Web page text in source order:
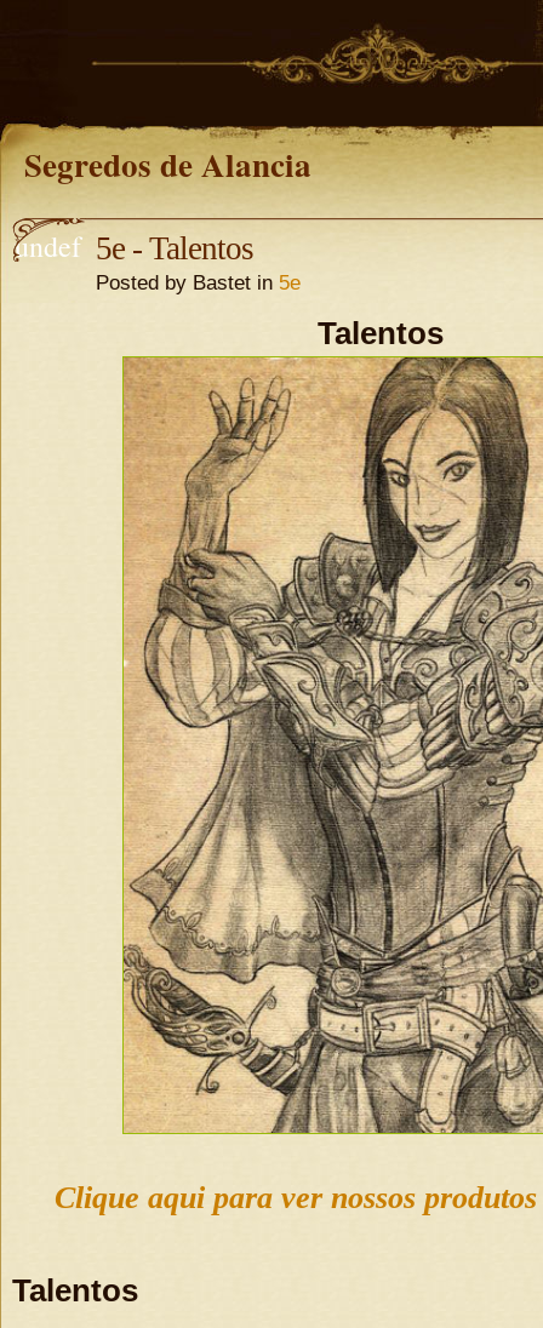
Segredos de Alancia
undef 5e - Talentos
Posted by Bastet in 5e
Talentos
Clique aqui para ver nossos
Talentos